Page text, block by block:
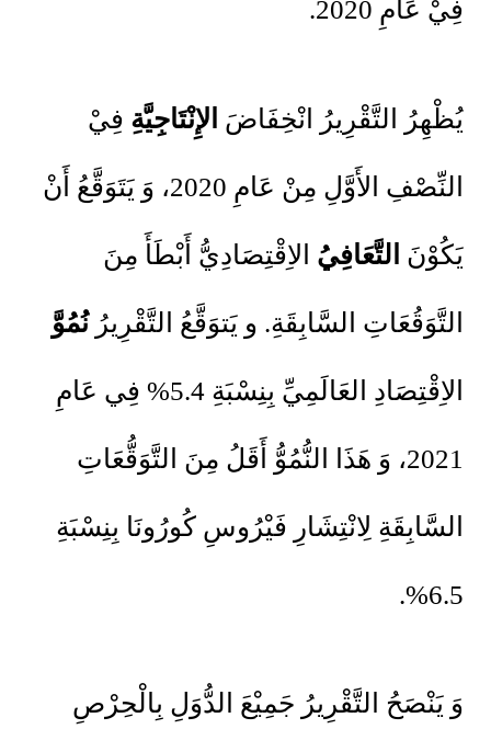
فِيْ عَامِ 2020.
يُظْهِرُ التَّقْرِيرُ انْخِفَاضَ الإِنْتَاجِيَّةِ فِيْ
النِّصْفِ الأَوَّلِ مِنْ عَامِ 2020، وَ يَتَوَقَّعُ أَنْ
يَكُوْنَ التَّعَافِيُ الاِقْتِصَادِيُّ أَبْطَأَ مِنَ
التَّوَقُعَاتِ السَّابِقَةِ. و يَتوَقَّعُ التَّقْرِيرُنُمُوَّ
الاِقْتِصَادِ العَالَمِيِّ بِنِسْبَةِ 5.4% فِي عَامِ
2021، وَ هَذَا النُّمُوُّ أَقَلُ مِنَ التَّوَقُّعَاتِ
السَّابِقَةِ لِانْتِشَارِ فَيْرُوسِ كُورُونَا بِنِسْبَةِ
6.5%.
وَ يَنْصَحُ التَّقْرِيرُ جَمِيْعَ الدُّوَلِ بِالْحِرْصِ